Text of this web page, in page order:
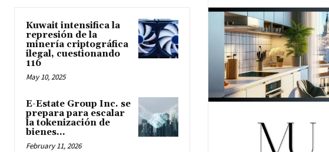
Kuwait intensifica la
represión de la
minería criptográfica
ilegal, cuestionando
116
May 10, 2025
E-Estate Group Inc. se
prepara para escalar
la tokenización de
bienes...
February 11, 2026